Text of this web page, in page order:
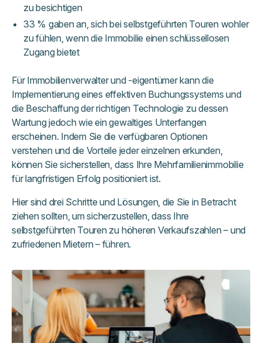
zu besichtigen
33 % gaben an, sich bei selbstgeführten Touren wohler
zu fühlen, wenn die Immobilie einen schlüssellosen
Zugang bietet
Für Immobilienverwalter und -eigentümer kann die
Implementierung eines effektiven Buchungssystems und
die Beschaffung der richtigen Technologie zu dessen
Wartung jedoch wie ein gewaltiges Unterfangen
erscheinen. Indem Sie die verfügbaren Optionen
verstehen und die Vorteile jeder einzelnen erkunden,
können Sie sicherstellen, dass Ihre Mehrfamilienimmobilie
für langfristigen Erfolg positioniert ist.
Hier sind drei Schritte und Lösungen, die Sie in Betracht
ziehen sollten, um sicherzustellen, dass Ihre
selbstgeführten Touren zu höheren Verkaufszahlen – und
zufriedenen Mietern – führen.